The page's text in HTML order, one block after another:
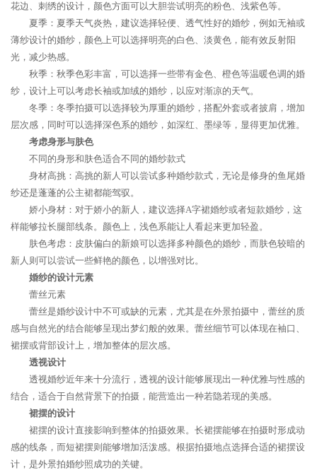
花边、刺绣的设计，颜色方面可以大胆尝试明亮的粉色、浅紫色等。
夏季：夏季天气炎热，建议选择轻便、透气性好的婚纱，例如无袖或
薄纱设计的婚纱，颜色上可以选择明亮的白色、淡黄色，能有效反射阳
光，减少热感。
秋季：秋季色彩丰富，可以选择一些带有金色、橙色等温暖色调的婚
纱，设计上可以考虑长袖或加绒的婚纱，以应对渐凉的天气。
冬季：冬季拍摄可以选择较为厚重的婚纱，搭配外套或者披肩，增加
层次感，同时可以选择深色系的婚纱，如深红、墨绿等，显得更加优雅。
考虑身形与肤色
不同的身形和肤色适合不同的婚纱款式
身材高挑：高挑的新人可以尝试多种婚纱款式，无论是修身的鱼尾婚
纱还是蓬蓬的公主裙都能驾驭。
娇小身材：对于娇小的新人，建议选择A字裙婚纱或者短款婚纱，这
样能够拉长腿部线条。颜色上，浅色系能让人看起来更加轻盈。
肤色考虑：皮肤偏白的新娘可以选择多种颜色的婚纱，而肤色较暗的
新人则可以尝试一些鲜艳的颜色，以增强对比。
婚纱的设计元素
蕾丝元素
蕾丝是婚纱设计中不可或缺的元素，尤其是在外景拍摄中，蕾丝的质
感与自然光的结合能够呈现出梦幻般的效果。蕾丝细节可以体现在袖口、
裙摆或背部设计上，增加整体的层次感。
透视设计
透视婚纱近年来十分流行，透视的设计能够展现出一种优雅与性感的
结合，适合于自然背景下的拍摄，能营造出一种若隐若现的美感。
裙摆的设计
裙摆的设计直接影响到整体的拍摄效果。长裙摆能够在拍摄时形成动
感的线条，而短裙摆则能够增加活泼感。根据拍摄地点选择合适的裙摆设
计，是外景拍婚纱照成功的关键。